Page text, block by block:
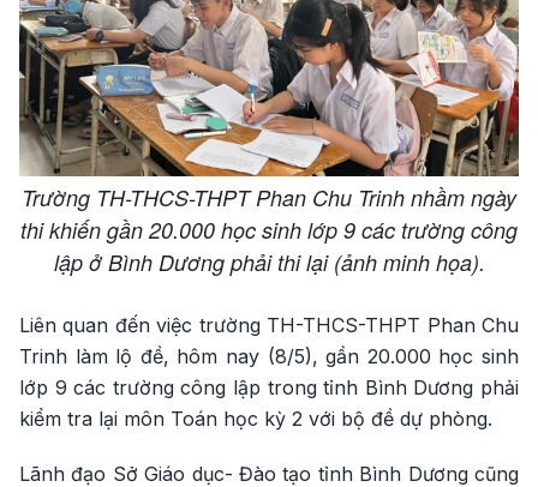
Trường TH-THCS-THPT Phan Chu Trinh nhầm ngày
thi khiến gần 20.000 học sinh lớp 9 các trường công
lập ở Bình Dương phải thi lại (ảnh minh họa).
Liên quan đến việc trường TH-THCS-THPT Phan Chu
Trinh làm lộ đề, hôm nay (8/5), gần 20.000 học sinh
lớp 9 các trường công lập trong tỉnh Bình Dương phải
kiểm tra lại môn Toán học kỳ 2 với bộ đề dự phòng.
Lãnh đạo Sở Giáo dục- Đào tạo tỉnh Bình Dương cũng